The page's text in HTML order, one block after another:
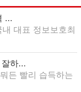
...
내 대표 정보보호최
하...
든 빨리 습득하는